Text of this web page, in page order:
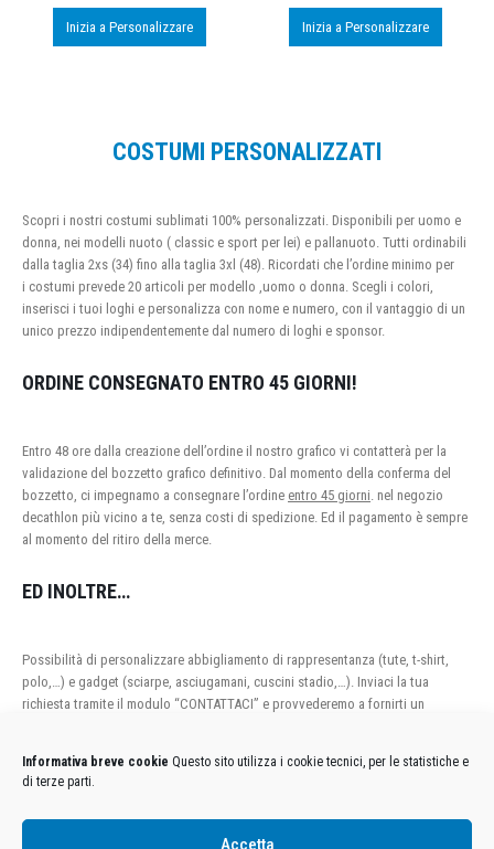
Informativa breve cookie Questo sito utilizza i cookie tecnici, per le statistiche e
di terze parti.
Accetta
Inizia a Personalizzare Inizia a Personalizzare
COSTUMI PERSONALIZZATI
Scopri i nostri costumi sublimati 100% personalizzati. Disponibili per uomo e
donna, nei modelli nuoto ( classic e sport per lei) e pallanuoto. Tutti ordinabili
dalla taglia 2xs (34) fino alla taglia 3xl (48). Ricordati che l’ordine minimo per
i costumi prevede 20 articoli per modello ,uomo o donna. Scegli i colori,
inserisci i tuoi loghi e personalizza con nome e numero, con il vantaggio di un
unico prezzo indipendentemente dal numero di loghi e sponsor.
ORDINE CONSEGNATO ENTRO 45 GIORNI!
Entro 48 ore dalla creazione dell’ordine il nostro grafico vi contatterà per la
validazione del bozzetto grafico definitivo. Dal momento della conferma del
bozzetto, ci impegnamo a consegnare l’ordine entro 45 giorni . nel negozio
decathlon più vicino a te, senza costi di spedizione. Ed il pagamento è sempre
al momento del ritiro della merce.
ED INOLTRE…
Possibilità di personalizzare abbigliamento di rappresentanza (tute, t-shirt,
polo,…) e gadget (sciarpe, asciugamani, cuscini stadio,…). Inviaci la tua
richiesta tramite il modulo “CONTATTACI” e provvederemo a fornirti un
Condizioni Generali di Utilizzo-Cookies-Privacy